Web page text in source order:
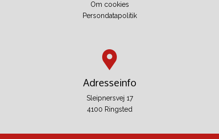
Om cookies
Persondatapolitik
Adresseinfo​
Sleipnersvej 17
4100 Ringsted